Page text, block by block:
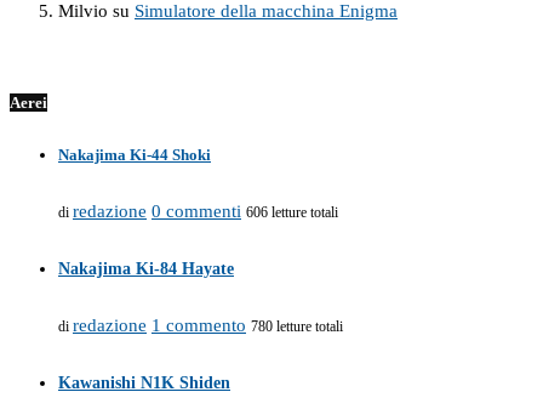
Milvio su Simulatore della macchina Enigma
Aerei
Nakajima Ki-44 Shoki
di redazione 0 commenti 606 letture totali
Nakajima Ki-84 Hayate
di redazione 1 commento 780 letture totali
Kawanishi N1K Shiden